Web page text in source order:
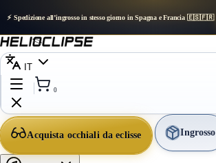
⚡ Spedizione all’ingrosso in stesso giorno in Spagna e Francia 🇪🇸🇫🇷
IT
0
Acquista occhiali da eclisse Ingrosso